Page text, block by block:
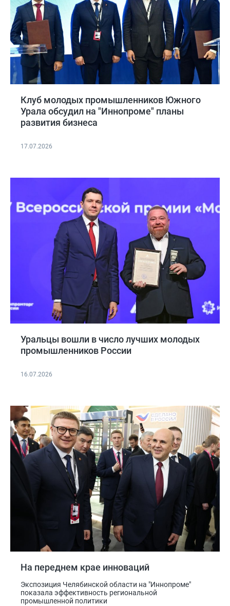
Клуб молодых промышленников Южного
Урала обсудил на "Иннопроме" планы
развития бизнеса
17.07.2026
Уральцы вошли в число лучших молодых
промышленников России
16.07.2026
На переднем крае инноваций
Экспозиция Челябинской области на "Иннопроме"
показала эффективность региональной
промышленной политики